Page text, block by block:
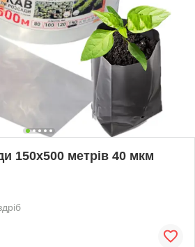
150х500 метрів 40 мкм